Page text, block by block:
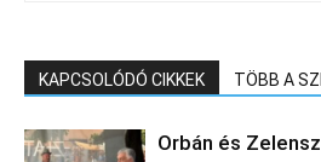
KAPCSOLÓDÓ CIKKEK TÖBB A
Orbán és